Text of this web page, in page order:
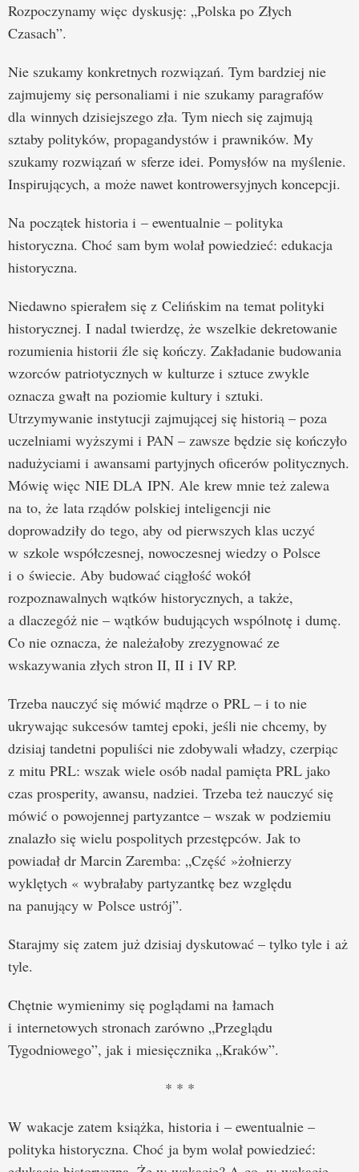
Rozpoczynamy więc dyskusję: „Polska po Złych
Czasach”.
Nie szukamy konkretnych rozwiązań. Tym bardziej nie
zajmujemy się personaliami i nie szukamy paragrafów
dla winnych dzisiejszego zła. Tym niech się zajmują
sztaby polityków, propagandystów i prawników. My
szukamy rozwiązań w sferze idei. Pomysłów na myślenie.
Inspirujących, a może nawet kontrowersyjnych koncepcji.
Na początek historia i – ewentualnie – polityka
historyczna. Choć sam bym wolał powiedzieć: edukacja
historyczna.
Niedawno spierałem się z Celińskim na temat polityki
historycznej. I nadal twierdzę, że wszelkie dekretowanie
rozumienia historii źle się kończy. Zakładanie budowania
wzorców patriotycznych w kulturze i sztuce zwykle
oznacza gwałt na poziomie kultury i sztuki.
Utrzymywanie instytucji zajmującej się historią – poza
uczelniami wyższymi i PAN – zawsze będzie się kończyło
nadużyciami i awansami partyjnych oficerów politycznych.
Mówię więc NIE DLA IPN. Ale krew mnie też zalewa
na to, że lata rządów polskiej inteligencji nie
doprowadziły do tego, aby od pierwszych klas uczyć
w szkole współczesnej, nowoczesnej wiedzy o Polsce
i o świecie. Aby budować ciągłość wokół
rozpoznawalnych wątków historycznych, a także,
a dlaczegóż nie – wątków budujących wspólnotę i dumę.
Co nie oznacza, że należałoby zrezygnować ze
wskazywania złych stron II, II i IV RP.
Trzeba nauczyć się mówić mądrze o PRL – i to nie
ukrywając sukcesów tamtej epoki, jeśli nie chcemy, by
dzisiaj tandetni populiści nie zdobywali władzy, czerpiąc
z mitu PRL: wszak wiele osób nadal pamięta PRL jako
czas prosperity, awansu, nadziei. Trzeba też nauczyć się
mówić o powojennej partyzantce – wszak w podziemiu
znalazło się wielu pospolitych przestępców. Jak to
powiadał dr Marcin Zaremba: „Część »żołnierzy
wyklętych « wybrałaby partyzantkę bez względu
na panujący w Polsce ustrój”.
Starajmy się zatem już dzisiaj dyskutować – tylko tyle i aż
tyle.
Chętnie wymienimy się poglądami na łamach
i internetowych stronach zarówno „Przeglądu
Tygodniowego”, jak i miesięcznika „Kraków”.
* * *
W wakacje zatem książka, historia i – ewentualnie –
polityka historyczna. Choć ja bym wolał powiedzieć: